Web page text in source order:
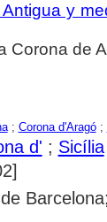
y
Corona de
; Corona d'Aragó;
d' ; Sicília